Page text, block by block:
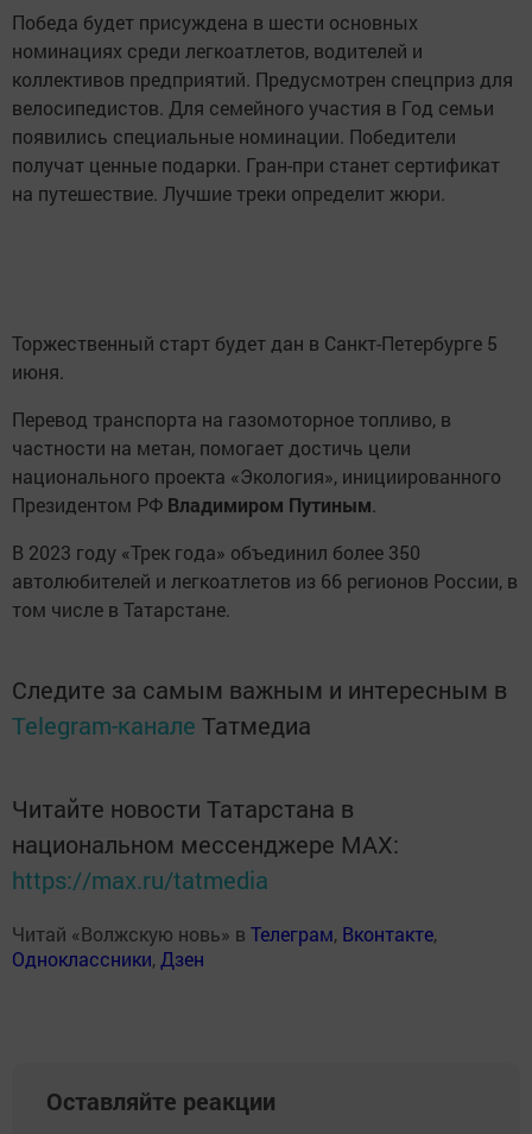
Победа будет присуждена в шести основных
номинациях среди легкоатлетов, водителей и
коллективов предприятий. Предусмотрен спецприз для
велосипедистов. Для семейного участия в Год семьи
появились специальные номинации. Победители
получат ценные подарки. Гран-при станет сертификат
на путешествие. Лучшие треки определит жюри.
Торжественный старт будет дан в Санкт-Петербурге 5
июня.
Перевод транспорта на газомоторное топливо, в
частности на метан, помогает достичь цели
национального проекта «Экология», инициированного
Президентом РФ Владимиром Путиным.
В 2023 году «Трек года» объединил более 350
автолюбителей и легкоатлетов из 66 регионов России, в
том числе в Татарстане.
Следите за самым важным и интересным в
Telegram-канале Татмедиа
Читайте новости Татарстана в
национальном мессенджере MАХ:
https://max.ru/tatmedia
Читай «Волжскую новь» в Телеграм, Вконтакте,
Одноклассники, Дзен
Оставляйте реакции